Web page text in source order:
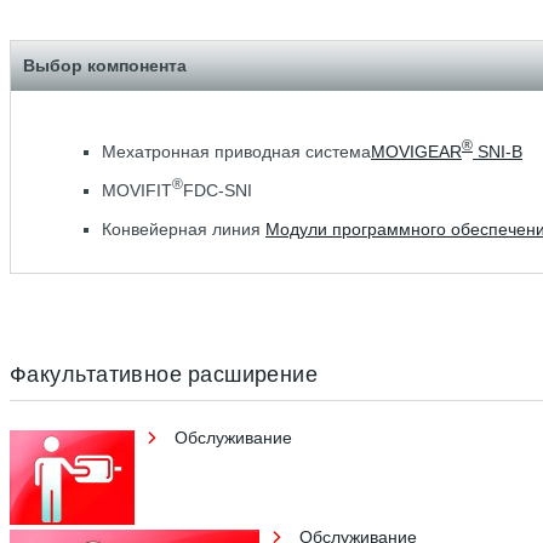
Выбор компонента
Мехатронная приводная системаMOVIGEAR® SNI-B
MOVIFIT®FDC-SNI
Конвейерная линия Модули программного
Факультативное расширение
Обслуживание
Обслуживание